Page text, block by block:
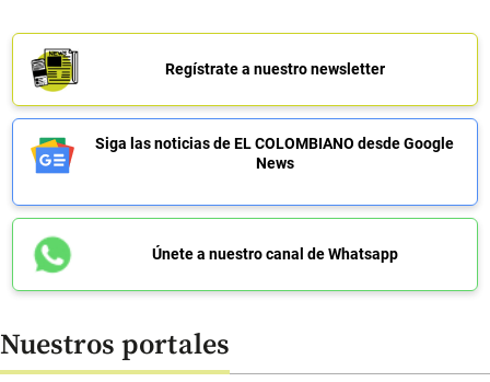
Regístrate a nuestro newsletter
Siga las noticias de EL COLOMBIANO desde Google
News
Únete a nuestro canal de Whatsapp
Nuestros portales